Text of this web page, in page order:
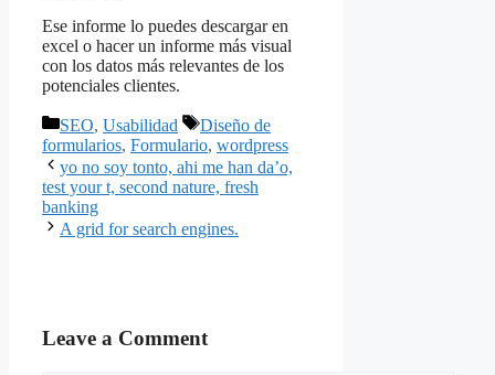
Ese informe lo puedes descargar en
excel o hacer un informe más visual
con los datos más relevantes de los
potenciales clientes.
Categories
SEO, Usabilidad Tags
Diseño de
formularios, Formulario, wordpress
yo no soy tonto, ahi me han da’o,
test your t, second nature, fresh
banking
A grid for search engines.
Leave a Comment